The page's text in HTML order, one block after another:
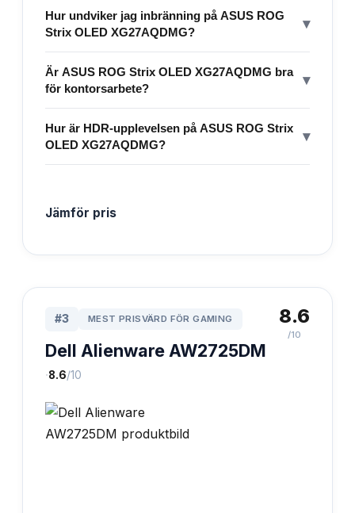
Hur undviker jag inbränning på ASUS ROG
Strix OLED XG27AQDMG?
▾
Är ASUS ROG Strix OLED XG27AQDMG bra
för kontorsarbete?
▾
Hur är HDR-upplevelsen på ASUS ROG Strix
OLED XG27AQDMG?
▾
Jämför pris
#3 MEST PRISVÄRD FÖR GAMING
Dell Alienware AW2725DM
·8.6/10
8.6
/10